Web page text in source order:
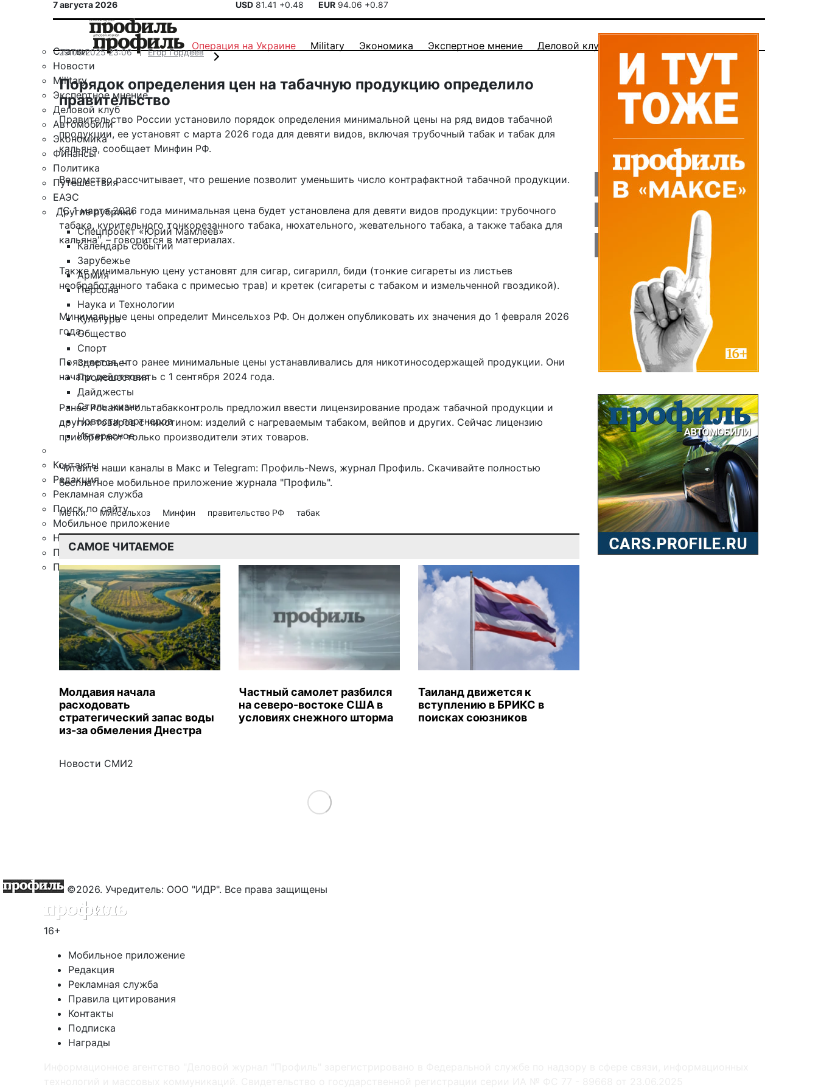
7 августа 2026 USD 81.41 +0.48 EUR 94.06 +0.87
Статьи
Новости
Military
Экспертное мнение
Деловой клуб
Автомобили
Экономика
Финансы
Политика
Путешествия
ЕАЭС
Другие рубрики
Спецпроект «Юрий Мамлеев»
Календарь событий
Зарубежье
Армия
Персона
Наука и Технологии
Культура
Общество
Спорт
Здоровье
Происшествия
Дайджесты
Стиль жизни
Новости партнеров
Интересное
Контакты
Редакция
Рекламная служба
Поиск по сайту
Мобильное приложение
Награды
Правила цитирования
Подписка
Операция на Украине Military Экономика Экспертное мнение Деловой клуб
29.08.2025 23:06 Егор Гордеев
Порядок определения цен на табачную продукцию определило
правительство
Правительство России установило порядок определения минимальной цены на ряд видов табачной
продукции, ее установят с марта 2026 года для девяти видов, включая трубочный табак и табак для
кальяна, сообщает Минфин РФ.
Ведомство рассчитывает, что решение позволит уменьшить число контрафактной табачной продукции.
"С 1 марта 2026 года минимальная цена будет установлена для девяти видов продукции: трубочного
табака, курительного тонкорезанного табака, нюхательного, жевательного табака, а также табака для
кальяна", – говорится в материалах.
Также минимальную цену установят для сигар, сигарилл, биди (тонкие сигареты из листьев
необработанного табака с примесью трав) и кретек (сигареты с табаком и измельченной гвоздикой).
Минимальные цены определит Минсельхоз РФ. Он должен опубликовать их значения до 1 февраля 2026
года.
Поясняется, что ранее минимальные цены устанавливались для никотиносодержащей продукции. Они
начали действовать с 1 сентября 2024 года.
Ранее Росалкогольтабакконтроль предложил ввести лицензирование продаж табачной продукции и
других товаров с никотином: изделий с нагреваемым табаком, вейпов и других. Сейчас лицензию
приобретают только производители этих товаров.
Читайте наши каналы в Макс и Telegram: Профиль-News, журнал Профиль. Скачивайте полностью
бесплатное мобильное приложение журнала "Профиль".
Метки: Минсельхоз Минфин правительство РФ табак
САМОЕ ЧИТАЕМОЕ
Молдавия начала
расходовать
стратегический запас воды
из-за обмеления Днестра
Частный самолет разбился
на северо-востоке США в
условиях снежного шторма
Таиланд движется к
вступлению в БРИКС в
поисках союзников
Новости СМИ2
Load More
©2026. Учредитель: ООО "ИДР". Все права защищены
16+
Мобильное приложение
Редакция
Рекламная служба
Правила цитирования
Контакты
Подписка
Награды